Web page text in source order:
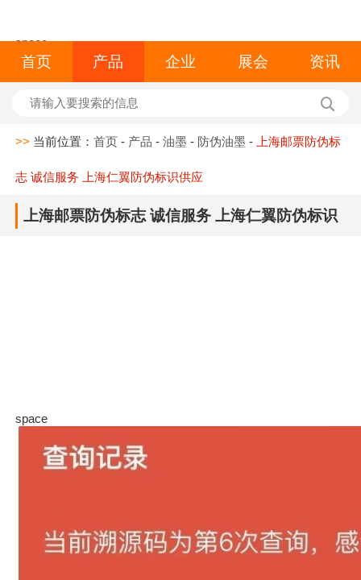
space
首页 产品 企业 展会 资讯
>> 当前位置：首页 - 产品 -油墨 - 防伪油墨 - 上海邮票防伪标
志 诚信服务 上海仁翼防伪标识供应
上海邮票防伪标志 诚信服务 上海仁翼防伪标识
space